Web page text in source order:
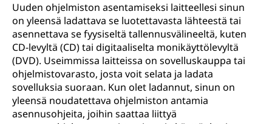
Uuden ohjelmiston asentamiseksi laitteellesi sinun
on yleensä ladattava se luotettavasta lähteestä tai
asennettava se fyysiseltä tallennusvälineeltä, kuten
CD-levyltä (CD) tai digitaaliselta monikäyttölevyltä
(DVD). Useimmissa laitteissa on sovelluskauppa tai
ohjelmistovarasto, josta voit selata ja ladata
sovelluksia suoraan. Kun olet ladannut, sinun on
yleensä noudatettava ohjelmiston antamia
asennusohjeita, joihin saattaa liittyä